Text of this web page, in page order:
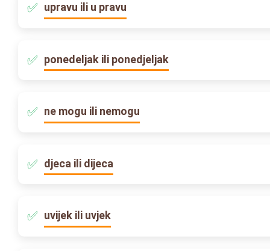
upravu ili u pravu
ponedeljak ili ponedjeljak
ne mogu ili nemogu
djeca ili dijeca
uvijek ili uvjek